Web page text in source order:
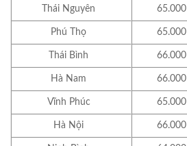
Thái Nguyên 65.000
Phú Thọ 65.000
Thái Bình 66.000
Hà Nam 66.000
Vĩnh Phúc 65.000
Hà Nội 66.000